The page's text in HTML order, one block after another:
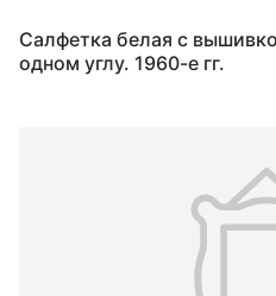
Салфетка белая с
одном углу. 1960-е гг.